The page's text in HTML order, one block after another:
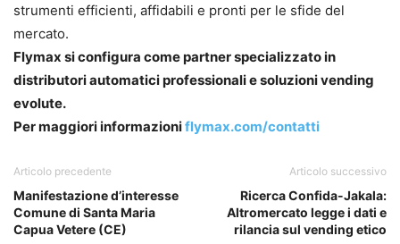
strumenti efficienti, affidabili e pronti per le sfide del
mercato.
Flymax si configura come partner specializzato in
distributori automatici professionali e soluzioni vending
evolute.
Per maggiori informazioniflymax.com/contatti
Articolo precedente
Manifestazione d’interesse
Comune di Santa Maria
Capua Vetere (CE)
Articolo successivo
Ricerca Confida-Jakala:
Altromercato legge i dati e
rilancia sul vending etico